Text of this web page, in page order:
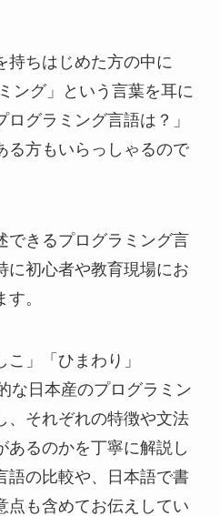
持ちはじめた方の中に
ング」という言葉を耳に
グラミング言語は？」
る方もいらっしゃるので
できるプログラミング言
に初心者や教育現場にお
。
」「ひまわり」
な日本産のプログラミン
、それぞれの特徴や文法
あるのかを丁寧に解説し
語の比較や、日本語で書
点も含めてお伝えしてい